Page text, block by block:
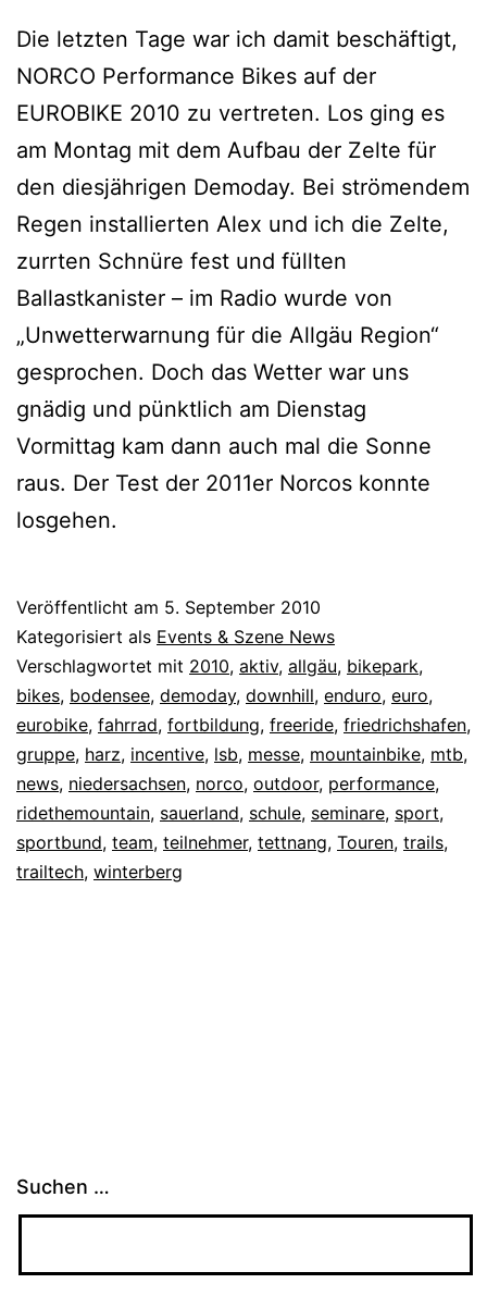
Die letzten Tage war ich damit beschäftigt,
NORCO Performance Bikes auf der
EUROBIKE 2010 zu vertreten. Los ging es
am Montag mit dem Aufbau der Zelte für
den diesjährigen Demoday. Bei strömendem
Regen installierten Alex und ich die Zelte,
zurrten Schnüre fest und füllten
Ballastkanister – im Radio wurde von
„Unwetterwarnung für die Allgäu Region“
gesprochen. Doch das Wetter war uns
gnädig und pünktlich am Dienstag
Vormittag kam dann auch mal die Sonne
raus. Der Test der 2011er Norcos konnte
losgehen.
Veröffentlicht am 5. September 2010
Kategorisiert als Events & Szene News
Verschlagwortet mit 2010, aktiv, allgäu, bikepark,
bikes, bodensee, demoday, downhill, enduro, euro,
eurobike, fahrrad, fortbildung, freeride, friedrichshafen,
gruppe, harz, incentive, lsb, messe, mountainbike, mtb,
news, niedersachsen, norco, outdoor, performance,
ridethemountain, sauerland, schule, seminare, sport,
sportbund, team, teilnehmer, tettnang, Touren, trails,
trailtech, winterberg
Suchen …